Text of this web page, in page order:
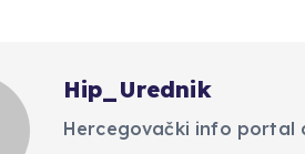
Hip_Urednik
Hercegovački info portal